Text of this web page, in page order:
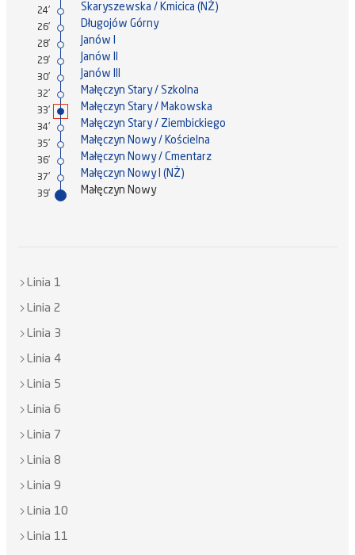
24' Skaryszewska / Kmicica (NŻ)
26' Długojów Górny
28' Janów I
29' Janów II
30' Janów III
32' Małęczyn Stary / Szkolna
33' Małęczyn Stary / Makowska
34' Małęczyn Stary / Ziembickiego
35' Małęczyn Nowy / Kościelna
36' Małęczyn Nowy / Cmentarz
37' Małęczyn Nowy I (NŻ)
39' Małęczyn Nowy
Linia 1
Linia 2
Linia 3
Linia 4
Linia 5
Linia 6
Linia 7
Linia 8
Linia 9
Linia 10
Linia 11